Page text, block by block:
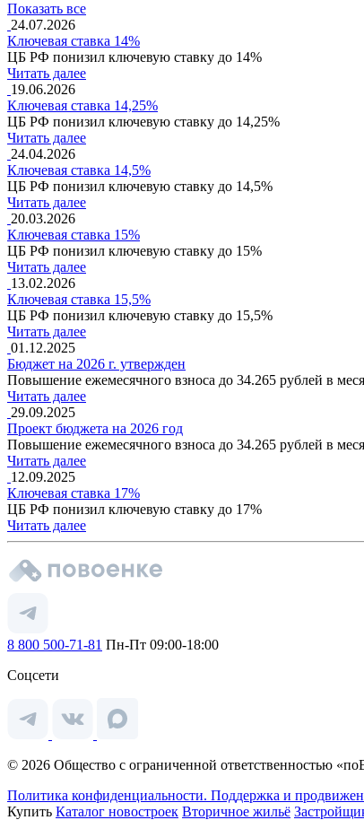
Показать все
24.07.2026
Ключевая ставка 14%
ЦБ РФ понизил ключевую ставку до 14%
Читать далее
19.06.2026
Ключевая ставка 14,25%
ЦБ РФ понизил ключевую ставку до 14,25%
Читать далее
24.04.2026
Ключевая ставка 14,5%
ЦБ РФ понизил ключевую ставку до 14,5%
Читать далее
20.03.2026
Ключевая ставка 15%
ЦБ РФ понизил ключевую ставку до 15%
Читать далее
13.02.2026
Ключевая ставка 15,5%
ЦБ РФ понизил ключевую ставку до 15,5%
Читать далее
01.12.2025
Бюджет на 2026 г. утвержден
Повышение ежемесячного взноса до 34.265 рублей в
Читать далее
29.09.2025
Проект бюджета на 2026 год
Повышение ежемесячного взноса до 34.265 рублей в
Читать далее
12.09.2025
Ключевая ставка 17%
ЦБ РФ понизил ключевую ставку до 17%
Читать далее
8 800 500-71-81 Пн-Пт 09:00-18:00
Соцсети
© 2026 Общество с ограниченной ответственностью
Политика конфиденциальности. Поддержка и
Купить Каталог новостроек Вторичное жильё